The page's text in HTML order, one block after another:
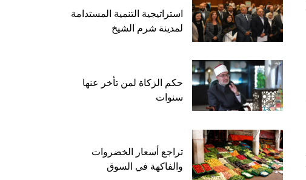
استراتيجية التنمية المستدامة
لمدينة شرم الشيخ
حكم الزكاة لمن تأخر عنها
سنوات
تراجع أسعار الخضروات
والفاكهة في السوق